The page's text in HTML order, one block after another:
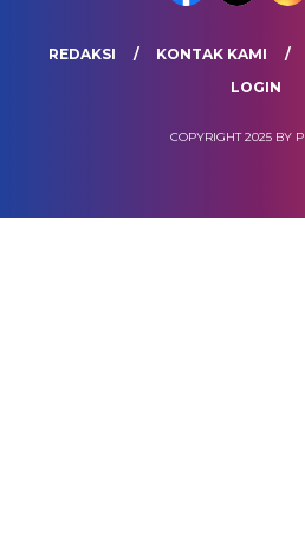
REDAKSI KONTAK KAMI
LOGIN
COPYRIGHT 2025 BY